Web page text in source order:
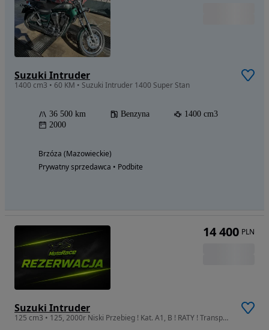
Suzuki Intruder
1400 cm3 • 60 KM • Suzuki Intruder 1400 Super Stan
36 500 km Benzyna
1400 cm3
2000
Brzóza (Mazowieckie)
Prywatny sprzedawca • Podbite
Suzuki Intruder
125 cm3 • 125, 2000r Niski Przebieg ! Kat. A1, B ! RATY ! Transport !
14 400 PLN